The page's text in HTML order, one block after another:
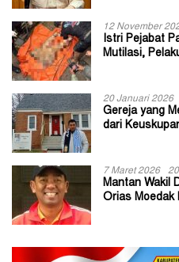
12 November
Istri Pejabat
Mutilasi,
20 Januari 2026
Gereja yang
dari
7 Maret 2026
Mantan Wakil
Orias Moedak